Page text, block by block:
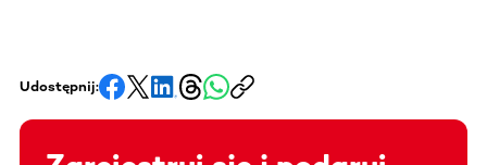
Udostępnij: